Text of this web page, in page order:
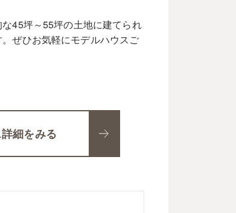
45坪～55坪の土地に建てられ
ぜひお気軽にモデルハウスご
細をみる